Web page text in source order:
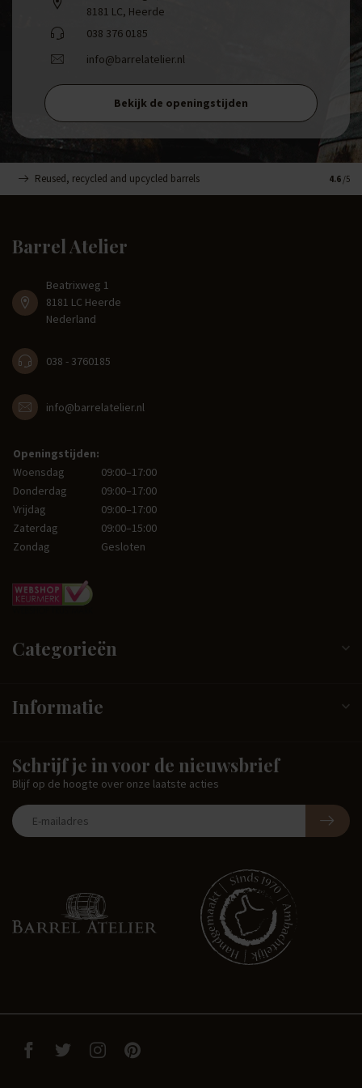
8181 LC, Heerde
038 376 0185
info@barrelatelier.nl
Bekijk de openingstijden
Reused, recycled and upcycled barrels 4.6 /5
Barrel Atelier
Beatrixweg 1
8181 LC Heerde
Nederland
038 - 3760185
info@barrelatelier.nl
Openingstijden:
Woensdag
09:00–17:00
Donderdag
09:00–17:00
Vrijdag
09:00–17:00
Zaterdag
09:00–15:00
Zondag
Gesloten
Categorieën
Informatie
Schrijf je in voor de nieuwsbrief
Blijf op de hoogte over onze laatste acties